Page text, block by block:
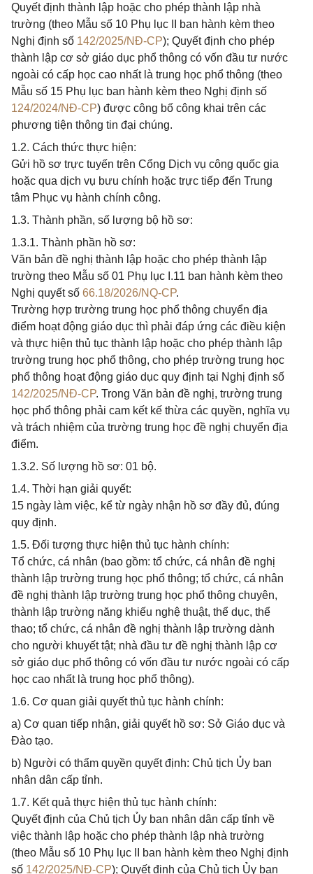
Quyết định thành lập hoặc cho phép thành lập nhà
trường (theo Mẫu số 10 Phụ lục II ban hành kèm theo
Nghị định số 142/2025/NĐ-CP); Quyết định cho phép
thành lập cơ sở giáo dục phổ thông có vốn đầu tư nước
ngoài có cấp học cao nhất là trung học phổ thông (theo
Mẫu số 15 Phụ lục ban hành kèm theo Nghị định số
124/2024/NĐ-CP) được công bố công khai trên các
phương tiện thông tin đại chúng.
1.2. Cách thức thực hiện:
Gửi hồ sơ trực tuyến trên Cổng Dịch vụ công quốc gia
hoặc qua dịch vụ bưu chính hoặc trực tiếp đến Trung
tâm Phục vụ hành chính công.
1.3. Thành phần, số lượng bộ hồ sơ:
1.3.1. Thành phần hồ sơ:
Văn bản đề nghị thành lập hoặc cho phép thành lập
trường theo Mẫu số 01 Phụ lục I.11 ban hành kèm theo
Nghị quyết số 66.18/2026/NQ-CP.
Trường hợp trường trung học phổ thông chuyển địa
điểm hoạt động giáo dục thì phải đáp ứng các điều kiện
và thực hiện thủ tục thành lập hoặc cho phép thành lập
trường trung học phổ thông, cho phép trường trung học
phổ thông hoạt động giáo dục quy định tại Nghị định số
142/2025/NĐ-CP. Trong Văn bản đề nghị, trường trung
học phổ thông phải cam kết kế thừa các quyền, nghĩa vụ
và trách nhiệm của trường trung học đề nghị chuyển địa
điểm.
1.3.2. Số lượng hồ sơ: 01 bộ.
1.4. Thời hạn giải quyết:
15 ngày làm việc, kể từ ngày nhận hồ sơ đầy đủ, đúng
quy định.
1.5. Đối tượng thực hiện thủ tục hành chính:
Tổ chức, cá nhân (bao gồm: tổ chức, cá nhân đề nghị
thành lập trường trung học phổ thông; tổ chức, cá nhân
đề nghị thành lập trường trung học phổ thông chuyên,
thành lập trường năng khiếu nghệ thuật, thể dục, thể
thao; tổ chức, cá nhân đề nghị thành lập trường dành
cho người khuyết tật; nhà đầu tư đề nghị thành lập cơ
sở giáo dục phổ thông có vốn đầu tư nước ngoài có cấp
học cao nhất là trung học phổ thông).
1.6. Cơ quan giải quyết thủ tục hành chính:
a) Cơ quan tiếp nhận, giải quyết hồ sơ: Sở Giáo dục và
Đào tạo.
b) Người có thẩm quyền quyết định: Chủ tịch Ủy ban
nhân dân cấp tỉnh.
1.7. Kết quả thực hiện thủ tục hành chính:
Quyết định của Chủ tịch Ủy ban nhân dân cấp tỉnh về
việc thành lập hoặc cho phép thành lập nhà trường
(theo Mẫu số 10 Phụ lục II ban hành kèm theo Nghị định
số 142/2025/NĐ-CP); Quyết định của Chủ tịch Ủy ban